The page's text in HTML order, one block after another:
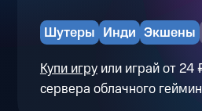
Шутеры Инди Экшены
Купи игруили играй от 24
сервера облачного